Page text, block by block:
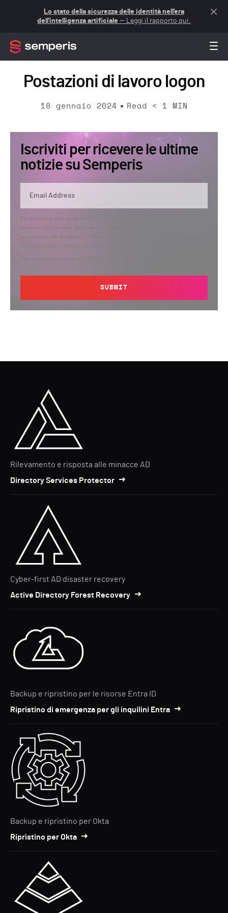
Lo stato della sicurezza delle identità nell'era
dell'intelligenza artificiale — Leggi il rapporto qui.
Postazioni di lavoro logon
18 gennaio 2024 Read < 1 MIN
Iscriviti per ricevere le ultime
notizie su Semperis
By submitting, you agree that Semperis may send you information regarding its
products and services, and use and process your personal information in
accordance with Semperis’
contacting privacy@semperis.com.
This site is protected by reCAPTCHA.
SUBMIT
Rilevamento e risposta alle minacce AD
Directory Services Protector
Cyber-first AD disaster recovery
Active Directory Forest Recovery
Backup e ripristino per le risorse Entra ID
Ripristino di emergenza per gli inquilini Entra
Backup e ripristino per Okta
Ripristino per Okta